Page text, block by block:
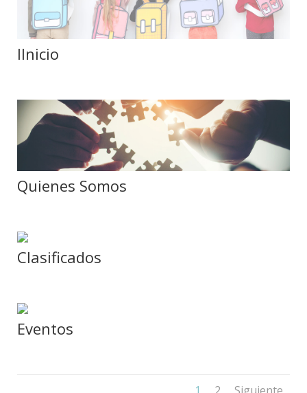
IInicio
Quienes Somos
Clasificados
Eventos
1 2 Siguiente